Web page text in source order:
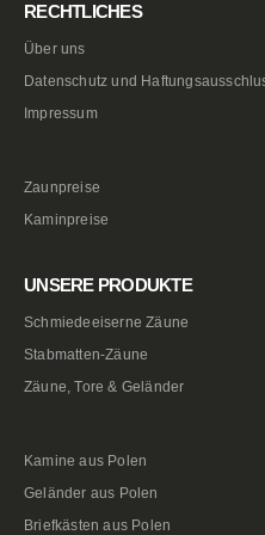
RECHTLICHES
Über uns
Datenschutz und
Impressum
Zaunpreise
Kaminpreise
UNSERE PRODUKTE
Schmiedeeiserne Zäune
Stabmatten-Zäune
Zäune, Tore & Geländer
Kamine aus Polen
Geländer aus Polen
Briefkästen aus Polen